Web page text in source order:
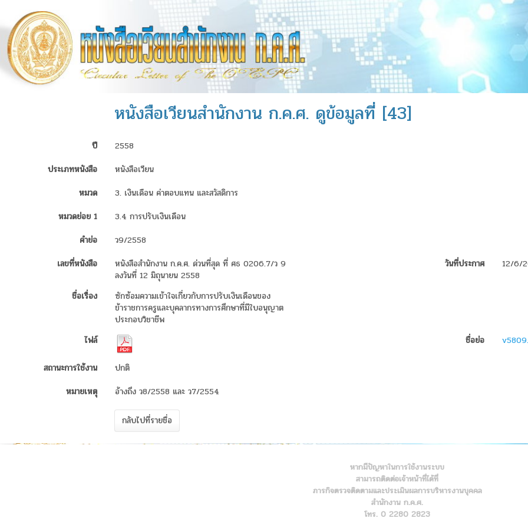
หนังสือเวียนสำนักงาน ก.ค.ศ. ดูข้อมูลที่ [43]
ปี
2558
ประเภทหนังสือ
หนังสือเวียน
หมวด
3. เงินเดือน ค่าตอบแทน และสวัสดิการ
หมวดย่อย 1
3.4 การปรับเงินเดือน
คำย่อ
ว9/2558
เลขที่หนังสือ
หนังสือสำนักงาน ก.ค.ศ. ด่วนที่สุด ที่ ศธ 0206.7/ว 9
ลงวันที่ 12 มิถุนายน 2558
วันที่ประกาศ 12/6/
ชื่อเรื่อง
ซักซ้อมความเข้าใจเกี่ยวกับการปรับเงินเดือนของ
ข้าราชการครูและบุคลากรทางการศึกษาที่มีใบอนุญาต
ประกอบวิชาชีพ
ไฟล์
ชื่อย่อ
สถานะการใช้งาน
ปกติ
หมายเหตุ
อ้างถึง ว8/2558 และ ว7/2554
กลับไปที่รายชื่อ
หากมีปัญหาในการใช้งานระบบ
สามารถติดต่อเจ้าหน้าที่ได้ที่
ภารกิจตรวจติดตามและประเมินผลการบริหารงานบุคคล
สำนักงาน ก.ค.ศ.
โทร. 0 2280 2823